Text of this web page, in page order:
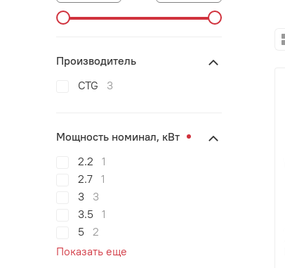
Производитель
CTG
3
Мощность номинал, кВт
2.2
1
2.7 1
3
3
3.5 1
5
2
Показать еще